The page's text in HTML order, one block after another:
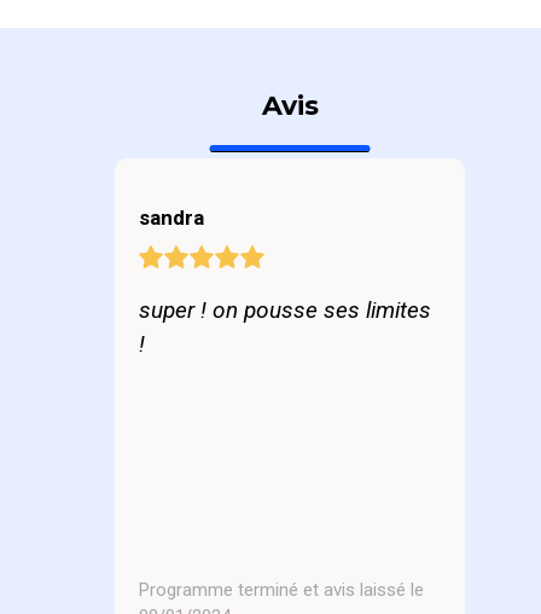
Avis
sandra
super ! on pousse ses limites
!
Programme terminé et avis laissé le